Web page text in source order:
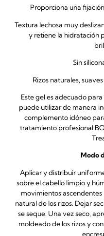
Proporciona una
Textura lechosa muy
y retiene la hidratación
Sin
Rizos naturales,
Este gel es adecuado
puede utilizar de manera
complemento idóneo
tratamiento profesional
Modo
Aplicar y distribuir
sobre el cabello limpio y
movimientos
natural de los rizos. Dejar
se seque. Una vez seco,
moldeado de los rizos y